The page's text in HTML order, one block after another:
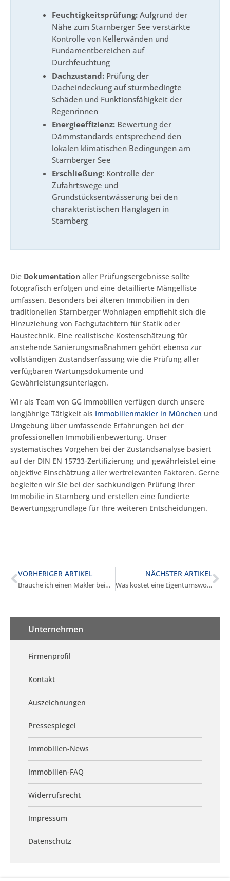
Feuchtigkeitsprüfung:Aufgrund der
Nähe zum Starnberger See verstärkte
Kontrolle von Kellerwänden und
Fundamentbereichen auf
Durchfeuchtung
Dachzustand: Prüfung der
Dacheindeckung auf sturmbedingte
Schäden und Funktionsfähigkeit der
Regenrinnen
Energieeffizienz: Bewertung der
Dämmstandards entsprechend den
lokalen klimatischen Bedingungen am
Starnberger See
Erschließung: Kontrolle der
Zufahrtswege und
Grundstücksentwässerung bei den
charakteristischen Hanglagen in
Starnberg
Die Dokumentation aller Prüfungsergebnisse sollte
fotografisch erfolgen und eine detaillierte Mängelliste
umfassen. Besonders bei älteren Immobilien in den
traditionellen Starnberger Wohnlagen empfiehlt sich die
Hinzuziehung von Fachgutachtern für Statik oder
Haustechnik. Eine realistische Kostenschätzung für
anstehende Sanierungsmaßnahmen gehört ebenso zur
vollständigen Zustandserfassung wie die Prüfung aller
verfügbaren Wartungsdokumente und
Gewährleistungsunterlagen.
Wir als Team von GG Immobilien verfügen durch unsere
langjährige Tätigkeit als Immobilienmakler in München und
Umgebung über umfassende Erfahrungen bei der
professionellen Immobilienbewertung. Unser
systematisches Vorgehen bei der Zustandsanalyse basiert
auf der DIN EN 15733-Zertifizierung und gewährleistet eine
objektive Einschätzung aller wertrelevanten Faktoren. Gerne
begleiten wir Sie bei der sachkundigen Prüfung Ihrer
Immobilie in Starnberg und erstellen eine fundierte
Bewertungsgrundlage für Ihre weiteren Entscheidungen.
VORHERIGER ARTIKEL
Brauche ich einen Makler beim Immobilienkauf in Starnberg?
NÄCHSTER ARTIKEL
Was kostet eine Eigentumswohnung in Starnberg?
Unternehmen
Firmenprofil
Kontakt
Auszeichnungen
Pressespiegel
Immobilien-News
Immobilien-FAQ
Widerrufsrecht
Impressum
Datenschutz